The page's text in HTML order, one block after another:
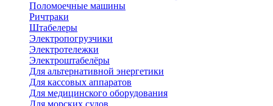
Поломоечные машины
Ричтраки
Штабелеры
Электропогрузчики
Электротележки
Электроштабелёры
Для альтернативной энергетики
Для кассовых аппаратов
Для медицинского оборудования
Для морских судов